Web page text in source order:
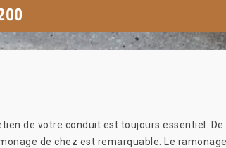
de votre conduit est toujours essentiel.
de chez est remarquable. Le